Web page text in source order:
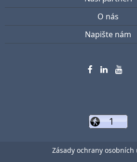
O nás
Napište nám
Zásady ochrany osobních